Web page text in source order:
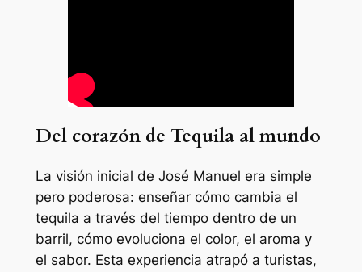
Del corazón de Tequila al mundo
La visión inicial de José Manuel era simple
pero poderosa: enseñar cómo cambia el
tequila a través del tiempo dentro de un
barril, cómo evoluciona el color, el aroma y
el sabor. Esta experiencia atrapó a turistas,